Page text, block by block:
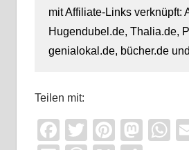
mit Affiliate-Links verknüpft:
Hugendubel.de, Thalia.de,
genialokal.de, bücher.de
Teilen mit:
Facebook
Twitter